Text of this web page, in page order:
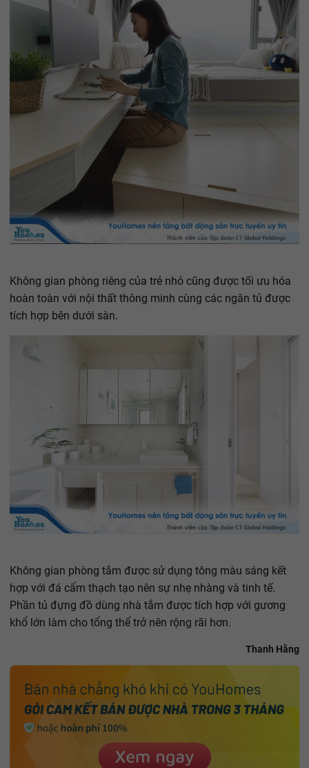
Không gian phòng riêng của trẻ nhỏ cũng được tối ưu hóa
hoàn toàn với nội thất thông minh cùng các ngăn tủ được
tích hợp bên dưới sàn.
Không gian phòng tắm được sử dụng tông màu sáng kết
hợp với đá cẩm thạch tạo nên sự nhẹ nhàng và tinh tế.
Phần tủ đựng đồ dùng nhà tắm được tích hợp với gương
khổ lớn làm cho tổng thể trở nên rộng rãi hơn.
Thanh Hằng